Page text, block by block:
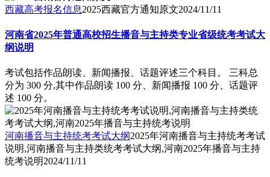
西藏高考报名信息2025西藏官方通知原文2024/11/11
河南省2025年普通高校招生播音与主持类专业省级统考考试大
纲说明
考试包括作品朗读、新闻播报、话题评述三个科目。 三科总
分为 300 分,其中作品朗读 100 分、新闻播报 100 分、话题评
述 100 分。
河南播音与主持统考考试大纲2025年河南播音与主持统考考试
说明,河南播音与主持类统考考试大纲,河南2025年播音与主持
统考说明2024/11/11